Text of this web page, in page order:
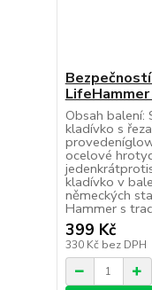
Obsah balení:
kladívko s
ocelové
kladívko v
německých
Hammer s
399 Kč
330 Kč bez DPH